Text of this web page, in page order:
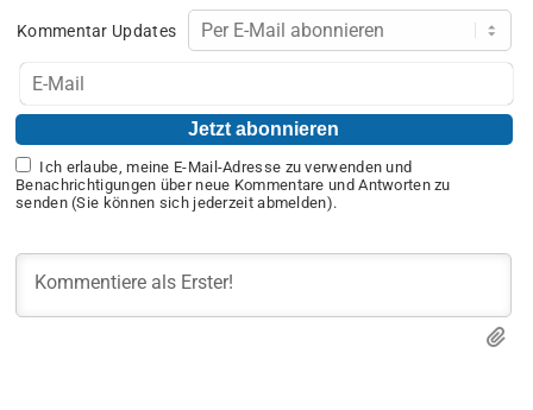
Kommentar Updates
Ich erlaube, meine E-Mail-Adresse zu verwenden und
Benachrichtigungen über neue Kommentare und Antworten zu
senden (Sie können sich jederzeit abmelden).